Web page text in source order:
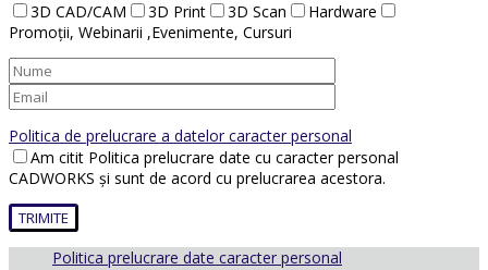
3D CAD/CAM
3D Print 3D Scan
Hardware
Promoții, Webinarii ,Evenimente, Cursuri
Politica de prelucrare a datelor caracter personal
Am citit Politica prelucrare date cu caracter personal
CADWORKS și sunt de acord cu prelucrarea acestora.
Politica prelucrare date caracter personal